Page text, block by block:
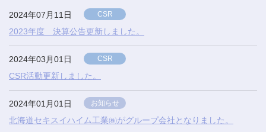
2024年07月11日 CSR
2023年度 決算公告更新しました。
2024年03月01日 CSR
CSR活動更新しました。
2024年01月01日 お知らせ
北海道セキスイハイム工業㈱がグループ会社となりました。